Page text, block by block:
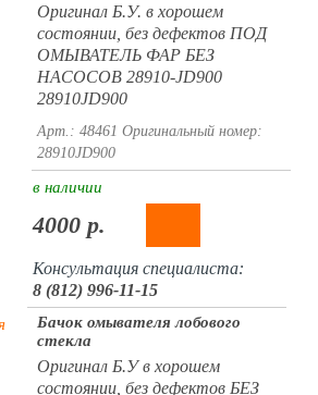
Оригинал Б.У. в хорошем
состоянии, без дефектов ПОД
ОМЫВАТЕЛЬ ФАР БЕЗ
НАСОСОВ 28910-JD900
28910JD900
Арт.: 48461 Оригинальный номер:
28910JD900
в наличии
4000 р.
Консультация специалиста:
8 (812) 996-11-15
Бачок омывателя лобового
стекла
Оригинал Б.У в хорошем
состоянии, без дефектов БЕЗ